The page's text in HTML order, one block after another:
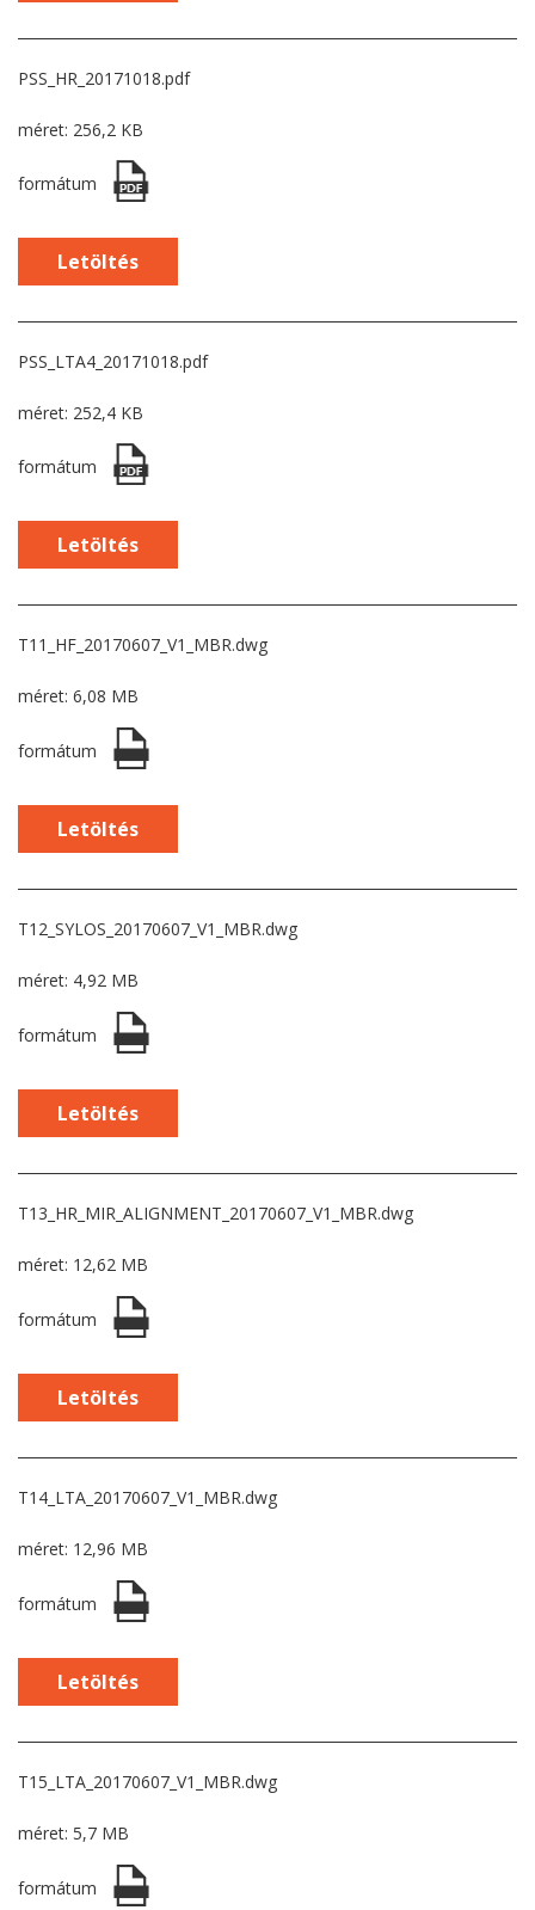
PSS_HR_20171018.pdf
méret: 256,2 KB
formátum
Letöltés
PSS_LTA4_20171018.pdf
méret: 252,4 KB
formátum
Letöltés
T11_HF_20170607_V1_MBR.dwg
méret: 6,08 MB
formátum
Letöltés
T12_SYLOS_20170607_V1_MBR.dwg
méret: 4,92 MB
formátum
Letöltés
T13_HR_MIR_ALIGNMENT_20170607_V1_MBR.dwg
méret: 12,62 MB
formátum
Letöltés
T14_LTA_20170607_V1_MBR.dwg
méret: 12,96 MB
formátum
Letöltés
T15_LTA_20170607_V1_MBR.dwg
méret: 5,7 MB
formátum